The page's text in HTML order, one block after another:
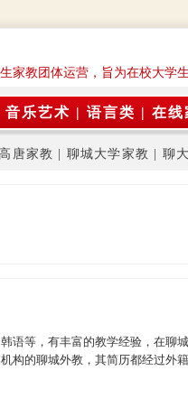
家教团体运营，旨为在校大学
音乐艺术 | 语言类 | 在线
高唐家教 聊城大学家教 聊
语等，有丰富的教学经验，在聊
构的聊城外教，其简历都经过外